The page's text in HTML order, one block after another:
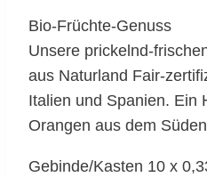
Bio-Früchte-Genuss
Unsere prickelnd-
aus Naturland Fair-
Italien und Spanien. Ein
Orangen aus dem
Gebinde/Kasten 10 x